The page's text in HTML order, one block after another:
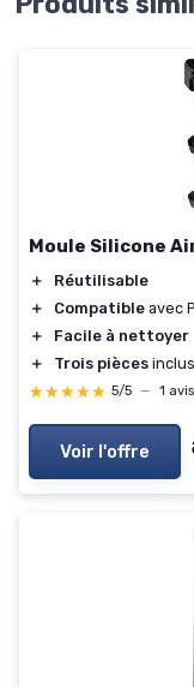
Moule Silicone
＋
Réutilisable
＋
Compatible avec
＋
Facile à nettoyer
＋
Trois pièces
★★★★★
★★★★★ 5/5 — 1 avis
Voir l'offre